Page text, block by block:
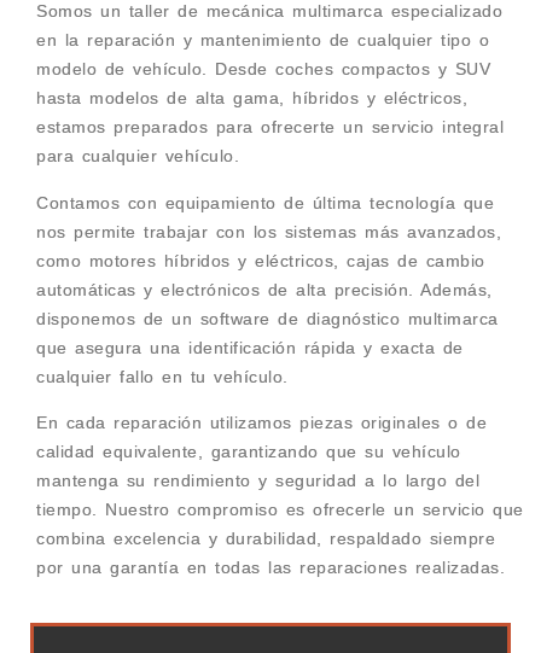
Somos un taller de mecánica multimarca especializado
en la reparación y mantenimiento de cualquier tipo o
modelo de vehículo. Desde coches compactos y SUV
hasta modelos de alta gama, híbridos y eléctricos,
estamos preparados para ofrecerte un servicio integral
para cualquier vehículo.
Contamos con equipamiento de última tecnología que
nos permite trabajar con los sistemas más avanzados,
como motores híbridos y eléctricos, cajas de cambio
automáticas y electrónicos de alta precisión. Además,
disponemos de un software de diagnóstico multimarca
que asegura una identificación rápida y exacta de
cualquier fallo en tu vehículo.
En cada reparación utilizamos piezas originales o de
calidad equivalente, garantizando que su vehículo
mantenga su rendimiento y seguridad a lo largo del
tiempo. Nuestro compromiso es ofrecerle un servicio que
combina excelencia y durabilidad, respaldado siempre
por una garantía en todas las reparaciones realizadas.